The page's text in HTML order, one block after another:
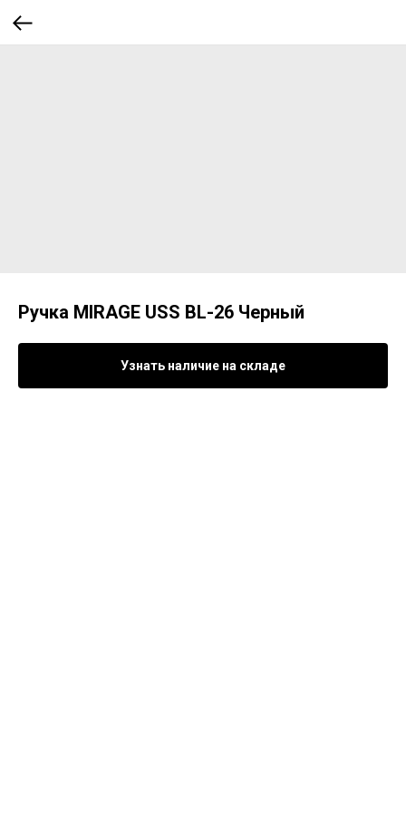
Ручка MIRAGE USS BL-26 Черный
Узнать наличие на складе